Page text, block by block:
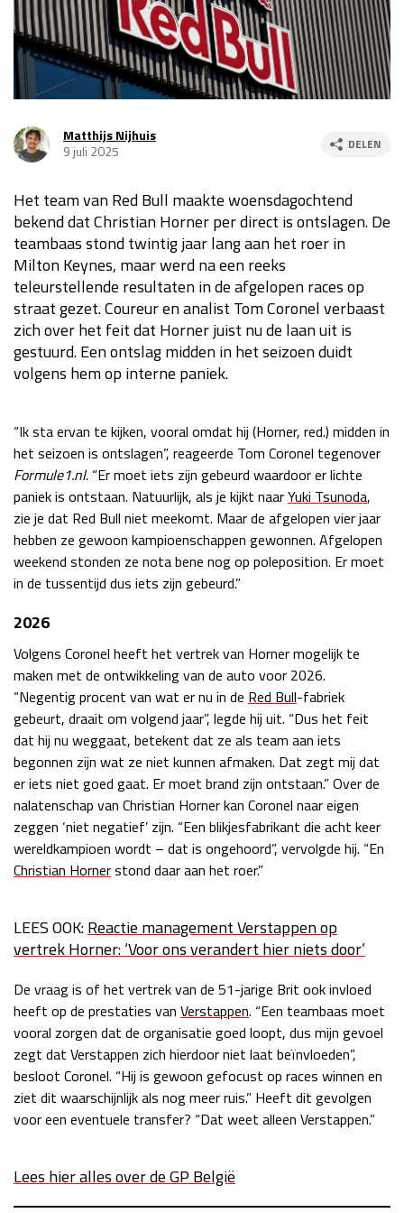
Race
za 13:00 - 15:00
GP VERENIGDE STATEN 2026 23 - 25 okt
Race
zo 21:00 - 23:00
GP MEXICO 2026 30 okt - 01 nov
Race
zo 21:00 - 23:00
GP SÃO PAULO 2026 06 - 08 nov
Kwalificatie
za 19:00 - 20:00
Race
zo 18:00 - 20:00
LAS VEGAS GRAND PRIX 2026
Kwalificatie
za 05:00 - 06:00
Race
zo 05:00 - 07:00
Kwalificatie
za 19:00 - 20:00
Race
zo 17:00 - 19:00
GP ABU DHABI 2026 04 - 06 dec
Kwalificatie
za 15:00 - 16:00
Race
zo 14:00 - 16:00
Matthijs Nijhuis
9 juli 2025
DELEN
Het team van Red Bull maakte woensdagochtend
bekend dat Christian Horner per direct is ontslagen. De
teambaas stond twintig jaar lang aan het roer in
Milton Keynes, maar werd na een reeks
teleurstellende resultaten in de afgelopen races op
straat gezet. Coureur en analist Tom Coronel verbaast
zich over het feit dat Horner juist nu de laan uit is
gestuurd. Een ontslag midden in het seizoen duidt
volgens hem op interne paniek.
“Ik sta ervan te kijken, vooral omdat hij (Horner, red.) midden in
het seizoen is ontslagen”, reageerde Tom Coronel tegenover
Formule1.nl. “Er moet iets zijn gebeurd waardoor er lichte
paniek is ontstaan. Natuurlijk, als je kijkt naarYuki Tsunoda,
zie je dat Red Bull niet meekomt. Maar de afgelopen vier jaar
hebben ze gewoon kampioenschappen gewonnen. Afgelopen
weekend stonden ze nota bene nog op poleposition. Er moet
in de tussentijd dus iets zijn gebeurd.”
2026
Volgens Coronel heeft het vertrek van Horner mogelijk te
maken met de ontwikkeling van de auto voor 2026.
“Negentig procent van wat er nu in de Red Bull-fabriek
gebeurt, draait om volgend jaar”, legde hij uit. “Dus het feit
dat hij nu weggaat, betekent dat ze als team aan iets
begonnen zijn wat ze niet kunnen afmaken. Dat zegt mij dat
er iets niet goed gaat. Er moet brand zijn ontstaan.” Over de
nalatenschap van Christian Horner kan Coronel naar eigen
zeggen ‘niet negatief’ zijn. “Een blikjesfabrikant die acht keer
wereldkampioen wordt – dat is ongehoord”, vervolgde hij. “En
Christian Hornerstond daar aan het roer.”
LEES OOK:Reactie management Verstappen op
vertrek Horner: ‘Voor ons verandert hier niets door’
De vraag is of het vertrek van de 51-jarige Brit ook invloed
heeft op de prestaties van Verstappen. “Een teambaas moet
vooral zorgen dat de organisatie goed loopt, dus mijn gevoel
zegt dat Verstappen zich hierdoor niet laat beïnvloeden”,
besloot Coronel. “Hij is gewoon gefocust op races winnen en
ziet dit waarschijnlijk als nog meer ruis.” Heeft dit gevolgen
voor een eventuele transfer? “Dat weet alleen Verstappen.”
Lees hier alles over de GP België